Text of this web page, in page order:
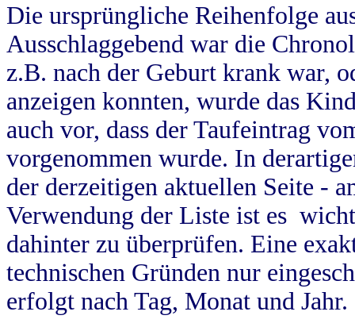
Die ursprüngliche Reihenfolge
Ausschlaggebend war die
z.B. nach der Geburt krank war,
anzeigen konnten, wurde das
auch vor, dass der Taufeintrag
vorgenommen wurde. In
der derzeitigen aktuellen Seite -
Verwendung der Liste ist es
dahinter zu überprüfen. Eine
technischen Gründen nur
erfolgt nach Tag, Monat und Jahr.